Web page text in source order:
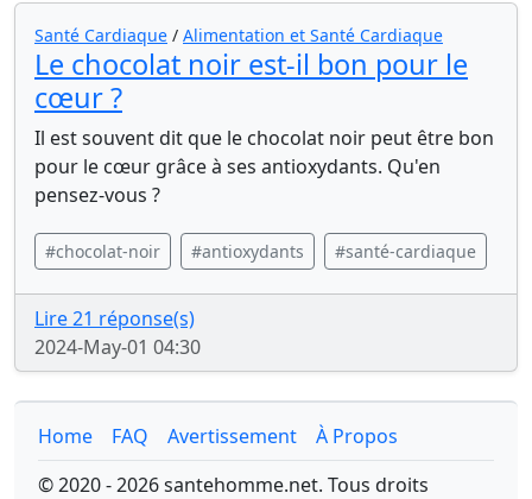
Santé Cardiaque / Alimentation et Santé Cardiaque
Le chocolat noir est-il bon pour le
cœur ?
Il est souvent dit que le chocolat noir peut être bon
pour le cœur grâce à ses antioxydants. Qu'en
pensez-vous ?
#chocolat-noir #antioxydants #santé-cardiaque
Lire 21 réponse(s)
2024-May-01 04:30
Home FAQ Avertissement
À Propos
© 2020 - 2026 santehomme.net. Tous droits